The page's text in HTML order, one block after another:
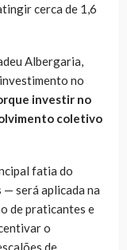
cerca de 1,6
Albergaria,
no
investir no
coletivo
fatia do
será aplicada na
de praticantes e
o
de